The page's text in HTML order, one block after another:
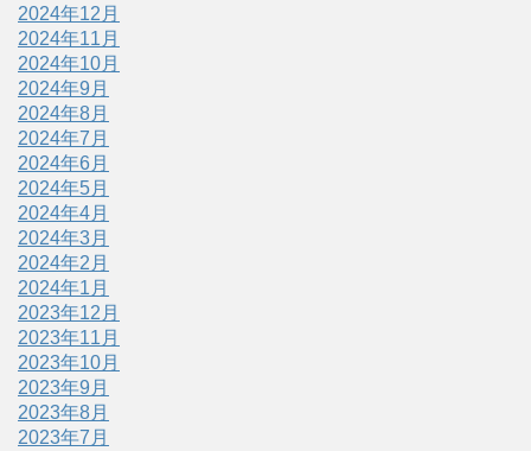
2024年12月
2024年11月
2024年10月
2024年9月
2024年8月
2024年7月
2024年6月
2024年5月
2024年4月
2024年3月
2024年2月
2024年1月
2023年12月
2023年11月
2023年10月
2023年9月
2023年8月
2023年7月